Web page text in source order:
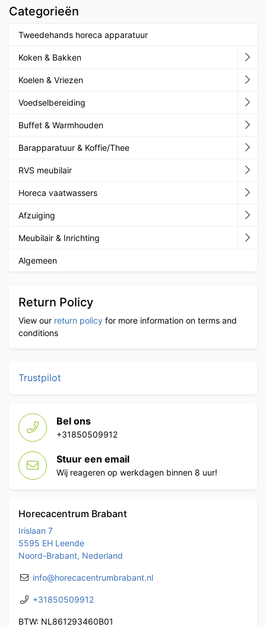
Categorieën
Tweedehands horeca apparatuur
Koken & Bakken
Koelen & Vriezen
Voedselbereiding
Buffet & Warmhouden
Barapparatuur & Koffie/Thee
RVS meubilair
Horeca vaatwassers
Afzuiging
Meubilair & Inrichting
Algemeen
Return Policy
View our return policy for more information on terms and
conditions
Trustpilot
Bel ons
+31850509912
Stuur een email
Wij reageren op werkdagen binnen 8 uur!
Horecacentrum Brabant
Irislaan 7
5595 EH Leende
Noord-Brabant, Nederland
info@horecacentrumbrabant.nl
+31850509912
BTW: NL861293460B01